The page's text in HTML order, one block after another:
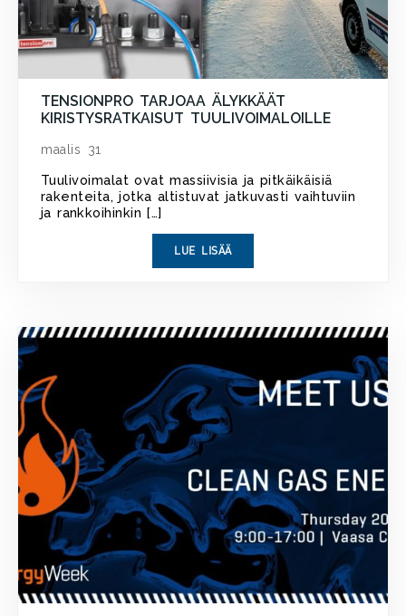
TENSIONPRO TARJOAA ÄLYKKÄÄT
KIRISTYSRATKAISUT TUULIVOIMALOILLE
maalis 31
Tuulivoimalat ovat massiivisia ja pitkäikäisiä
rakenteita, jotka altistuvat jatkuvasti vaihtuviin
ja rankkoihinkin […]
LUE LISÄÄ